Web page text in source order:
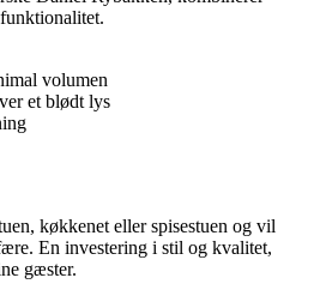
volumen
et blødt lys
køkkenet eller spisestuen og vil
En investering i stil og kvalitet,
gæster.